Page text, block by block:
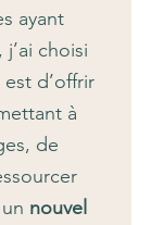
ayant
choisi
d’offrir
à
de
nouvel